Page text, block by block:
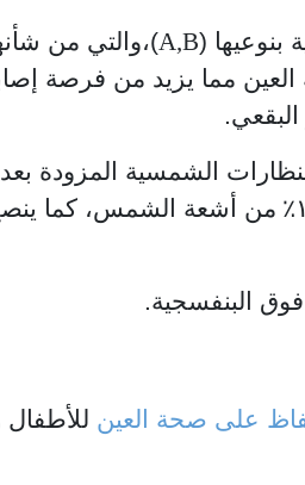
بنوعيها (A,B)،والتي من
مما يزيد من فرصة
الشمسية المزودة
من أشعة الشمس، كما ينصح
البنفسجية.
على صحة العين